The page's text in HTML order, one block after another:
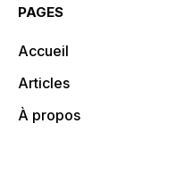
PAGES
Accueil
Articles
À propos